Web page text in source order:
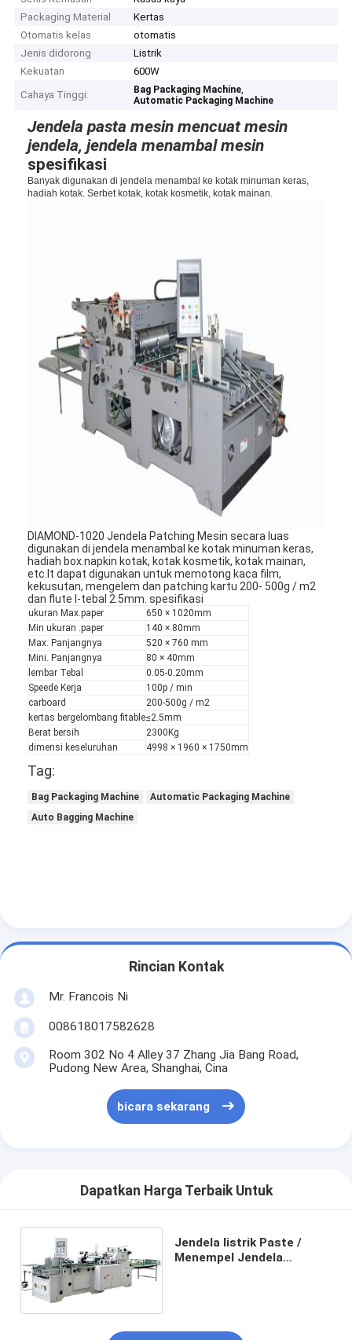
Tentang kami
Kontrol kualitas
Hubungi kami
Laser cutting mesin
Memotong baja aturan
Die Cutting Consumables
Packaging Material
Kertas
Otomatis kelas
otomatis
Jenis didorong
Listrik
Kekuatan
600W
Cahaya Tinggi:
Bag Packaging Machine,
Automatic Packaging Machine
Jendela pasta mesin mencuat mesin
jendela, jendela menambal mesin
spesifikasi
Banyak digunakan di jendela menambal ke kotak minuman keras,
hadiah kotak. Serbet kotak, kotak kosmetik, kotak mainan.
DIAMOND-1020 Jendela Patching Mesin secara luas
digunakan di jendela menambal ke kotak minuman keras,
hadiah box.napkin kotak, kotak kosmetik, kotak mainan,
etc.It dapat digunakan untuk memotong kaca film,
kekusutan, mengelem dan patching kartu 200- 500g / m2
dan flute l-tebal 2.5mm. spesifikasi
ukuran Max.paper
650 × 1020mm
Min ukuran .paper
140 × 80mm
Max. Panjangnya
520 × 760 mm
Mini. Panjangnya
80 × 40mm
lembar Tebal
0.05-0.20mm
Speede Kerja
100p / min
carboard
200-500g / m2
kertas bergelombang fitable≤2.5mm
Berat bersih
2300Kg
dimensi keseluruhan
4998 × 1960 × 1750mm
Tag:
Bag Packaging Machine
Automatic Packaging Machine
Auto Bagging Machine
Rincian Kontak
Mr. Francois Ni
008618017582628
Room 302 No 4 Alley 37 Zhang Jia Bang Road,
Pudong New Area, Shanghai, Cina
bicara sekarang
Dapatkan Harga Terbaik Untuk
Jendela listrik Paste /
Menempel Jendela